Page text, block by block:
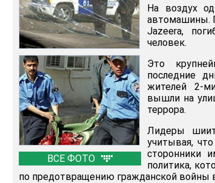
ВСЕ ФОТО
На воздух
автомашины.
Jazeera,
человек.
Это
последние
жителей 2-
вышли на
террора.
Лидеры
учитывая,
сторонники
политика,
по предотвращению гражданской